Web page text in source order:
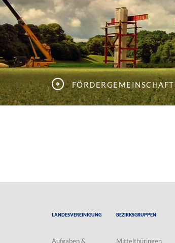
Fördergemeinschaft
Landesvereinigung
Aufgaben &
Bezirksgruppen
Mittelthüringen